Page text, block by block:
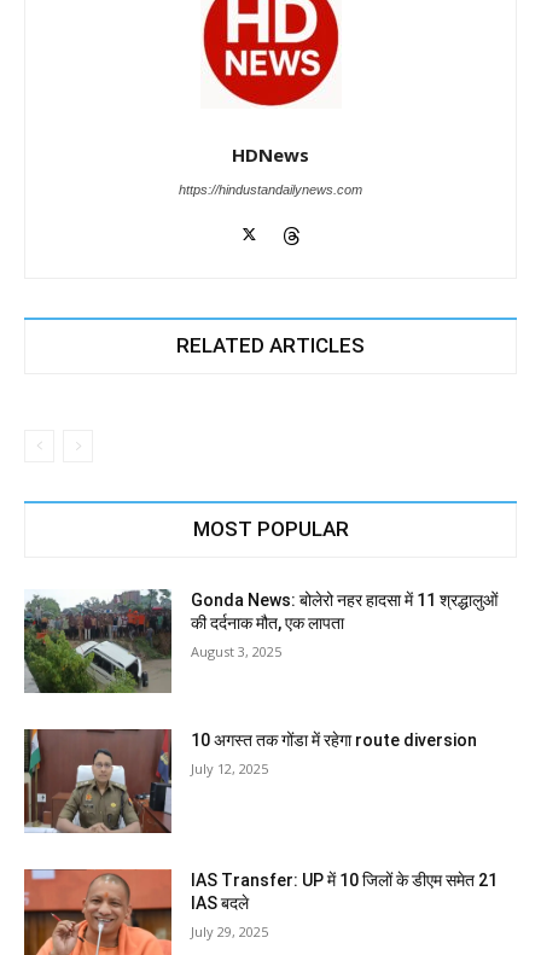
HDNews
https://hindustandailynews.com
RELATED ARTICLES
MOST POPULAR
Gonda News: बोलेरो नहर हादसा में 11 श्रद्धालुओं
की दर्दनाक मौत, एक लापता
August 3, 2025
10 अगस्त तक गोंडा में रहेगा route diversion
July 12, 2025
IAS Transfer: UP में 10 जिलों के डीएम समेत 21
IAS बदले
July 29, 2025